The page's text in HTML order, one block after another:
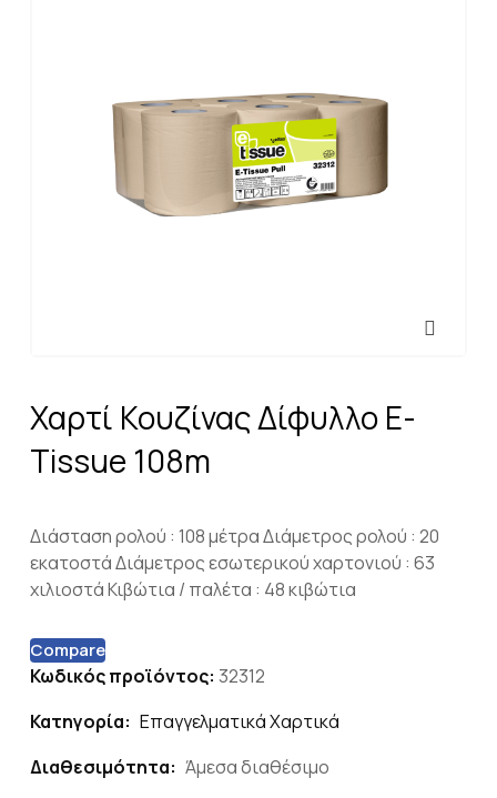
Χαρτί Κουζίνας Δίφυλλο E-
Tissue 108m
Διάσταση ρολού : 108 μέτρα Διάμετρος ρολού : 20
εκατοστά Διάμετρος εσωτερικού χαρτονιού : 63
χιλιοστά Κιβώτια / παλέτα : 48 κιβώτια
Compare
Κωδικός προϊόντος: 32312
Κατηγορία: Επαγγελματικά Χαρτικά
Διαθεσιμότητα: Άμεσα διαθέσιμο